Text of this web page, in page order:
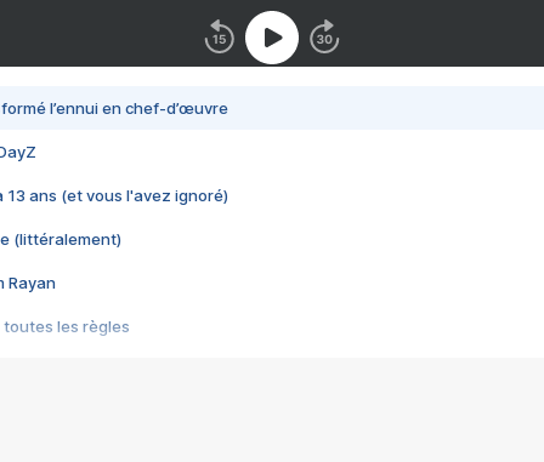
l’ennui en chef-d’œuvre
13 ans (et vous l'avez ignoré)
(littéralement)
Rayan
toutes les règles